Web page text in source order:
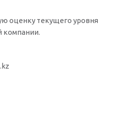
оценку текущего уровня
компании.